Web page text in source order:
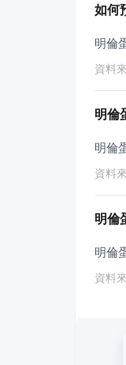
如何
明倫
資料
明倫
明倫
資料
明倫
明倫
資料